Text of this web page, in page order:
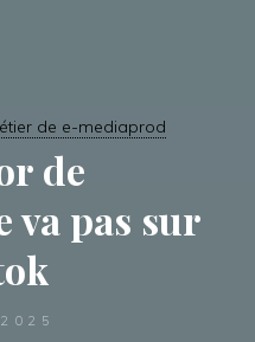
de e-mediaprod
de
va pas sur